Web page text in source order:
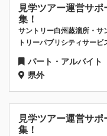
見学ツアー運営サ
集！
サントリー白州蒸溜所・サ
トリーパブリシティサービ
パート・アルバイト
県外
見学ツアー運営サ
集！